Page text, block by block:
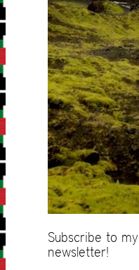
Subscribe to my
newsletter!